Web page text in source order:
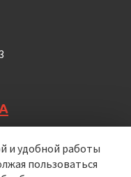
и удобной работы
пользоваться